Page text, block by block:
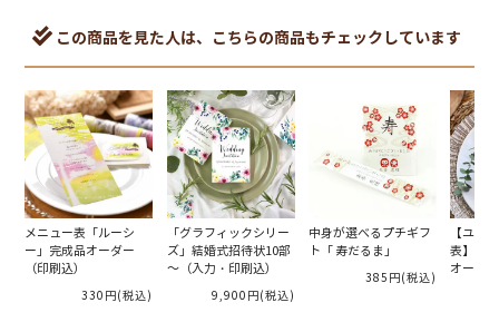
この商品を見た人は、こちらの商品もチェックしています
メニュー表「ルーシ
ー」完成品オーダー
（印刷込）
330円(税込)
「グラフィックシリー
ズ」結婚式招待状10部
～（入力・印刷込）
9,900円(税込)
中身が選べるプチギフ
ト「 寿だるま」
385円(税込)
【ユニ
表】「
オーダ